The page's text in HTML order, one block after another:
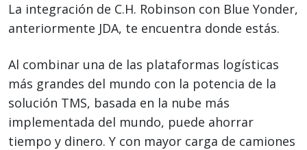
La integración de C.H. Robinson con Blue Yonder,
anteriormente JDA, te encuentra donde estás.
Al combinar una de las plataformas logísticas
más grandes del mundo con la potencia de la
solución TMS, basada en la nube más
implementada del mundo, puede ahorrar
tiempo y dinero. Y con mayor carga de camiones